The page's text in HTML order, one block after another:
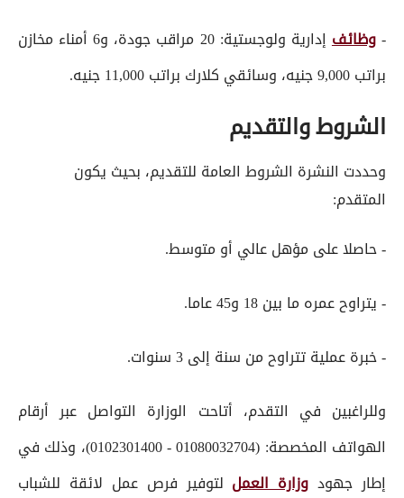
-وظائف
إدارية ولوجستية: 20 مراقب جودة، و6 أمناء مخازن
براتب 9,000 جنيه، وسائقي كلارك براتب 11,000 جنيه.
الشروط والتقديم
وحددت النشرة الشروط العامة للتقديم، بحيث يكون
المتقدم:
- حاصلا على مؤهل عالي أو متوسط.
- يتراوح عمره ما بين 18 و45 عاما.
- خبرة عملية تتراوح من سنة إلى 3 سنوات.
وللراغبين في التقدم، أتاحت الوزارة التواصل عبر أرقام
الهواتف المخصصة: (01080032704 - 0102301400)، وذلك في
إطار جهود وزارة العمل لتوفير فرص عمل لائقة للشباب